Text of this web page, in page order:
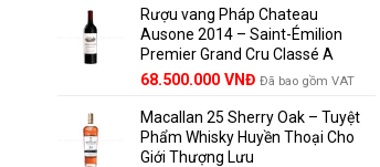
5 sao
là:
125.000.000 VNĐ.
tại
là:
111.000.000 VNĐ.
Rượu vang Pháp Chateau
Ausone 2014 – Saint-Émilion
Premier Grand Cru Classé A
68.500.000 VNĐ Đã bao gồm VAT
Macallan 25 Sherry Oak – Tuyệt
Phẩm Whisky Huyền Thoại Cho
Giới Thượng Lưu